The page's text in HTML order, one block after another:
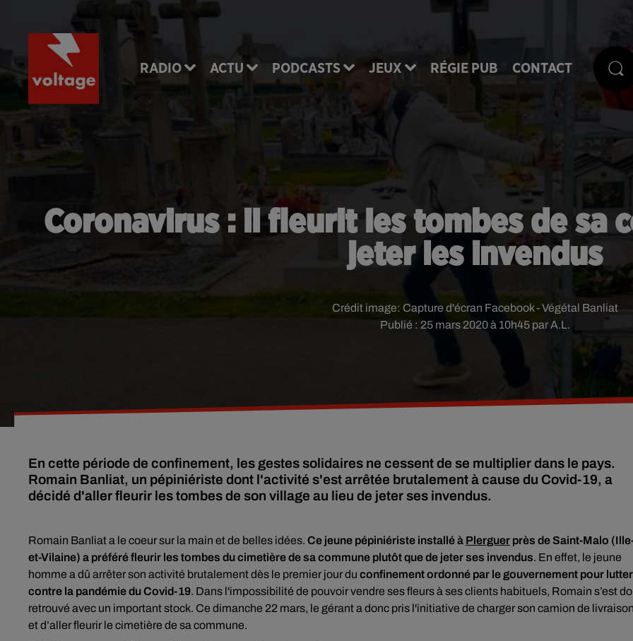
RADIO ACTU PODCASTS JEUX RÉGIE PUB CONTACT
Coronavirus : il fleurit les tombes de sa
jeter les invendus
Publié : 25 mars 2020 à 10h45 par A.L.
Crédit image: Capture d'écran Facebook - Végétal Banliat
En cette période de confinement, les gestes solidaires ne cessent de se multiplier dans le pays.
Romain Banliat, un pépiniériste dont l'activité s'est arrêtée brutalement à cause du Covid-19, a
décidé d'aller fleurir les tombes de son village au lieu de jeter ses invendus.
Romain Banliat a le coeur sur la main et de belles idées. Ce jeune pépiniériste installé à Plerguer près de Saint-Malo
et-Vilaine) a préféré fleurir les tombes du cimetière de sa commune plutôt que de jeter ses invendus. En effet, le jeune
homme a dû arrêter son activité brutalement dès le premier jour du confinementordonné par le gouvernement pour lutter
contre la pandémie du Covid-19. Dans l'impossibilité de pouvoir vendre ses fleurs à ses clients habituels, Romain s’est
retrouvé avec un important stock. Ce dimanche 22 mars, le gérant a donc pris l'initiative de charger son camion de livraison
et d’aller fleurir le cimetière de sa commune.